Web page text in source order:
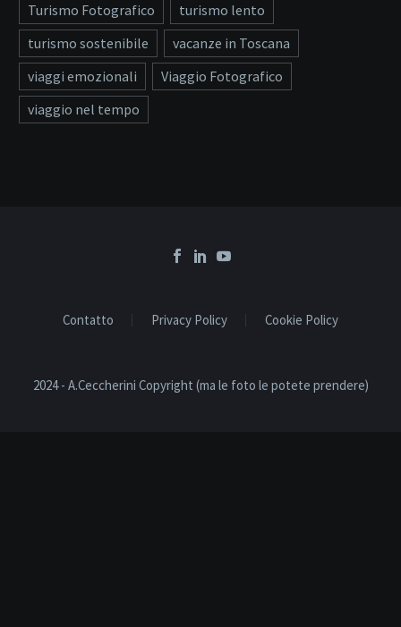
Turismo Fotografico
turismo lento
turismo sostenibile
vacanze in Toscana
viaggi emozionali
Viaggio Fotografico
viaggio nel tempo
Contatto Privacy Policy Cookie Policy
2024 - A.Ceccherini Copyright (ma le foto le potete prendere)